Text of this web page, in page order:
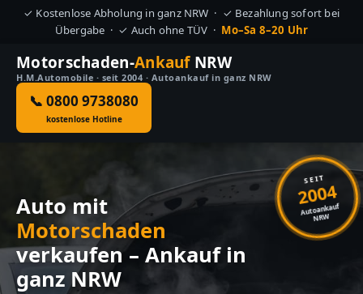
✓ Kostenlose Abholung in ganz NRW · ✓ Bezahlung sofort bei
Übergabe · ✓ Auch ohne TÜV · Mo–Sa 8–20 Uhr
Motorschaden-AnkaufNRW
H.M.Automobile · seit 2004 · Autoankauf in ganz NRW
📞 0800 9738080
kostenlose Hotline
SEIT
2004
Autoankauf
NRW
Auto mit
Motorschaden
verkaufen – Ankauf in
ganz NRW